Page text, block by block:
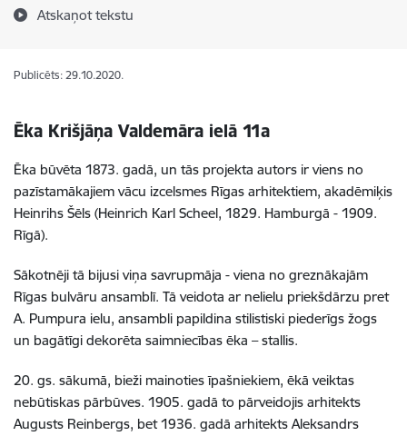
Atskaņot tekstu
Publicēts: 29.10.2020.
Ēka Krišjāņa Valdemāra ielā 11a
Ēka būvēta 1873. gadā, un tās projekta autors ir viens no
pazīstamākajiem vācu izcelsmes Rīgas arhitektiem, akadēmiķis
Heinrihs Šēls (Heinrich Karl Scheel, 1829. Hamburgā - 1909.
Rīgā).
Sākotnēji tā bijusi viņa savrupmāja - viena no greznākajām
Rīgas bulvāru ansamblī. Tā veidota ar nelielu priekšdārzu pret
A. Pumpura ielu, ansambli papildina stilistiski piederīgs žogs
un bagātīgi dekorēta saimniecības ēka – stallis.
20. gs. sākumā, bieži mainoties īpašniekiem, ēkā veiktas
nebūtiskas pārbūves. 1905. gadā to pārveidojis arhitekts
Augusts Reinbergs, bet 1936. gadā arhitekts Aleksandrs